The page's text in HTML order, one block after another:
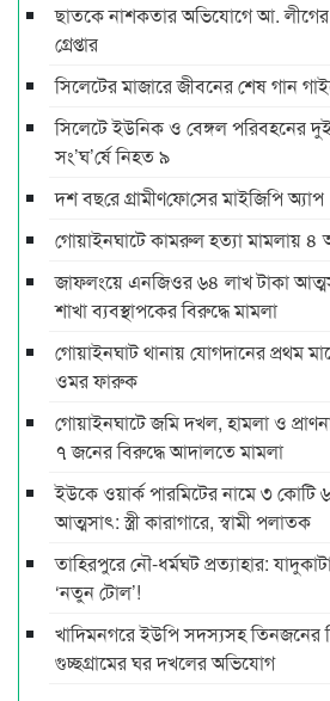
ছাতকে নাশকতার অভিযোগে আ.
গ্রেপ্তার
সিলেটের মাজারে জীবনের শেষ গান
সিলেটে ইউনিক ও বেঙ্গল পরিবহনের
সং’ঘ’র্ষে নিহত ৯
দশ বছ‌রে গ্রামীণ‌ফো‌সের মাইজিপি অ্যাপ
গোয়াইনঘাটে কামরুল হত্যা মামলায় ৪
জাফলংয়ে এনজিওর ৬৪ লাখ টাকা
শাখা ব্যবস্থাপকের বিরুদ্ধে মামলা
গোয়াইনঘাট থানায় যোগদানের প্রথম
ওমর ফারুক
গোয়াইনঘাটে জমি দখল, হামলা ও
৭ জনের বিরুদ্ধে আদালতে মামলা
ইউকে ওয়ার্ক পারমিটের নামে ৩ কোটি
আত্মসাৎ: স্ত্রী কারাগারে, স্বামী পলাতক
তাহিরপুরে নৌ-ধর্মঘট প্রত্যাহার:
‘নতুন টোল’!
খাদিমনগরে ইউপি সদস্যসহ তিনজনের
গুচ্ছগ্রামের ঘর দখলের অভিযোগ